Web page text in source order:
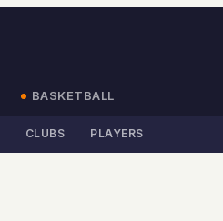
BASKETBALL
CLUBS PLAYERS